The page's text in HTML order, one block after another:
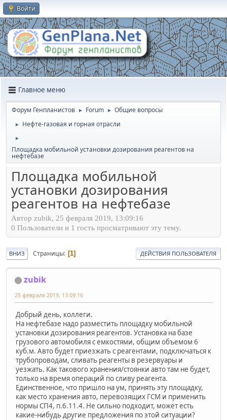
Войти
Главное меню
Форум Генпланистов ► Forum ► Общие вопросы
► Нефте-газовая и горная отрасли
►
Площадка мобильной установки дозирования реагентов на
нефтебазе
Площадка мобильной
установки дозирования
реагентов на нефтебазе
Автор zubik, 25 февраля 2019, 13:09:16
0 Пользователи и 1 гость просматривают эту тему.
ВНИЗ Страницы 1 ДЕЙСТВИЯ ПОЛЬЗОВАТЕЛЯ
zubik
25 февраля 2019, 13:09:16
Добрый день, коллеги.
На нефтебазе надо разместить площадку мобильной
установки дозирования реагентов. Установка на базе
грузового автомобиля с емкостями, общим объемом 6
куб.м. Авто будет приезжать с реагентами, подключаться к
трубопроводам, сливать реагенты в резервуары и
уезжать. Как такового хранения/стоянки авто там не будет,
только на время операций по сливу реагента.
Единственное, что пришло на ум, принять эту площадку,
как место хранения авто, перевозящих ГСМ и применить
нормы СП4, п.6.11.4. Не сильно подходит, может есть
какие-нибудь другие предложения по этой ситуации?